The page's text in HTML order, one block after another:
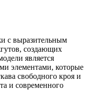
с выразительным
создающих
является
элементами, которые
свободного кроя и
и современного